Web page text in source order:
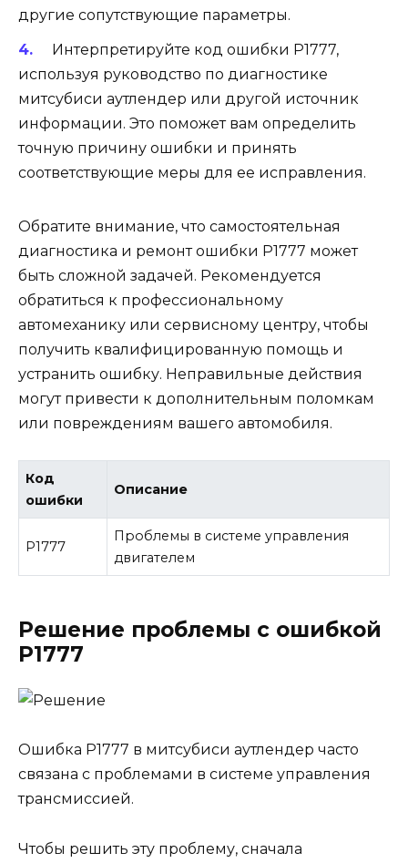
другие сопутствующие параметры.
Интерпретируйте код ошибки Р1777,
используя руководство по диагностике
митсубиси аутлендер или другой источник
информации. Это поможет вам определить
точную причину ошибки и принять
соответствующие меры для ее исправления.
Обратите внимание, что самостоятельная
диагностика и ремонт ошибки Р1777 может
быть сложной задачей. Рекомендуется
обратиться к профессиональному
автомеханику или сервисному центру, чтобы
получить квалифицированную помощь и
устранить ошибку. Неправильные действия
могут привести к дополнительным поломкам
или повреждениям вашего автомобиля.
Код
ошибки
Описание
Р1777
Проблемы в системе управления
двигателем
Решение проблемы с ошибкой
Р1777
Ошибка Р1777 в митсубиси аутлендер часто
связана с проблемами в системе управления
трансмиссией.
Чтобы решить эту проблему, сначала